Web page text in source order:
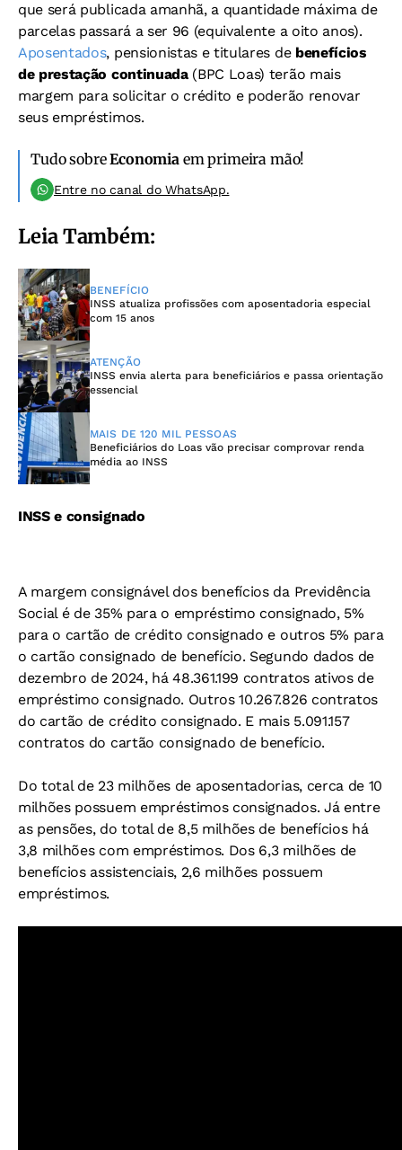
que será publicada amanhã, a quantidade máxima de
parcelas passará a ser 96 (equivalente a oito anos).
Aposentados, pensionistas e titulares debenefícios
de prestação continuada(BPC Loas) terão mais
margem para solicitar o crédito e poderão renovar
seus empréstimos.
Tudo sobreEconomiaem primeira mão!
Entre no canal do WhatsApp.
Leia Também:
BENEFÍCIO
INSS atualiza profissões com aposentadoria especial
com 15 anos
ATENÇÃO
INSS envia alerta para beneficiários e passa orientação
essencial
MAIS DE 120 MIL PESSOAS
Beneficiários do Loas vão precisar comprovar renda
média ao INSS
INSS e consignado
A margem consignável dos benefícios da Previdência
Social é de 35% para o empréstimo consignado, 5%
para o cartão de crédito consignado e outros 5% para
o cartão consignado de benefício. Segundo dados de
dezembro de 2024, há 48.361.199 contratos ativos de
empréstimo consignado. Outros 10.267.826 contratos
do cartão de crédito consignado. E mais 5.091.157
contratos do cartão consignado de benefício.
Do total de 23 milhões de aposentadorias, cerca de 10
milhões possuem empréstimos consignados. Já entre
as pensões, do total de 8,5 milhões de benefícios há
3,8 milhões com empréstimos. Dos 6,3 milhões de
benefícios assistenciais, 2,6 milhões possuem
empréstimos.